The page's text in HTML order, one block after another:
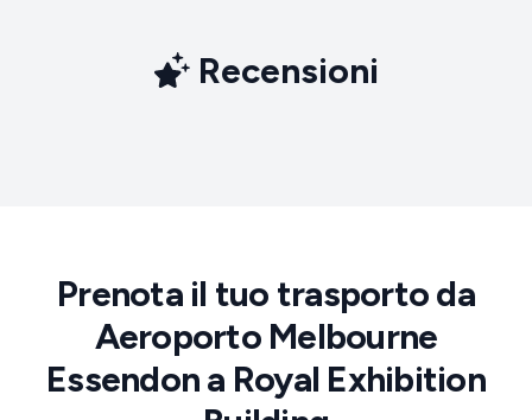
Recensioni
Prenota il tuo trasporto da
Aeroporto Melbourne
Essendon a Royal Exhibition